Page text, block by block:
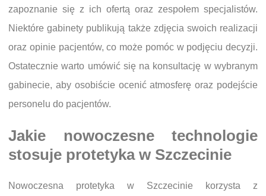
zapoznanie się z ich ofertą oraz zespołem specjalistów.
Niektóre gabinety publikują także zdjęcia swoich realizacji
oraz opinie pacjentów, co może pomóc w podjęciu decyzji.
Ostatecznie warto umówić się na konsultację w wybranym
gabinecie, aby osobiście ocenić atmosferę oraz podejście
personelu do pacjentów.
Jakie nowoczesne technologie
stosuje protetyka w Szczecinie
Nowoczesna protetyka w Szczecinie korzysta z